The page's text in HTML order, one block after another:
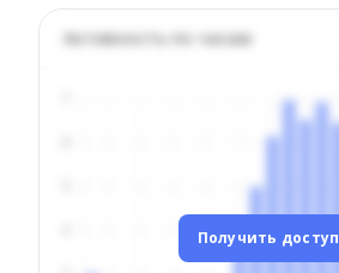
Активность по часам
Получить доступ